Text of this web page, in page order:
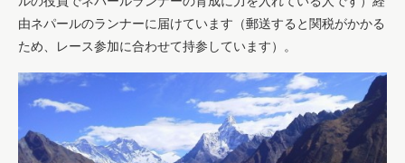
由ネパールのランナーに届けています（郵送すると関税がかかる
ため、レース参加に合わせて持参しています）。